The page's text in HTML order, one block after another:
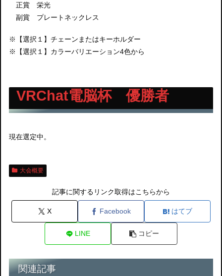
正賞 栄光
副賞 プレートネックレス
※【選択１】チェーンまたはキーホルダー
※【選択１】カラーバリエーション4色から
VRChat電脳杯 優勝者
現在選定中。
大会概要
記事に関するリンク取得はこちらから
X Facebook はてブ
LINE コピー
関連記事